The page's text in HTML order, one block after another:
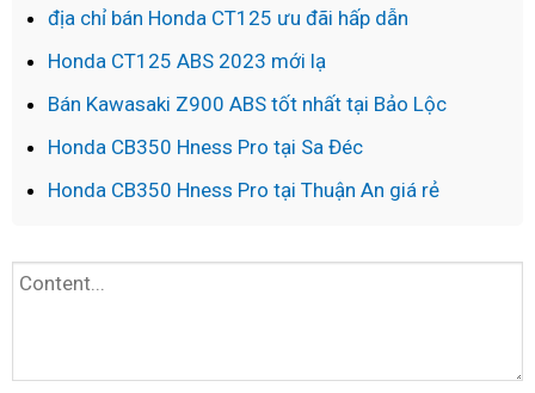
địa chỉ bán Honda CT125 ưu đãi hấp dẫn
Honda CT125 ABS 2023 mới lạ
Bán Kawasaki Z900 ABS tốt nhất tại Bảo Lộc
Honda CB350 Hness Pro tại Sa Đéc
Honda CB350 Hness Pro tại Thuận An giá rẻ